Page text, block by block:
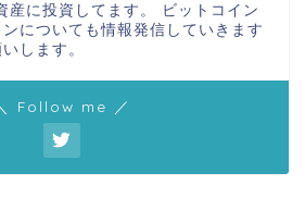
産に投資してます。 ビットコイン
についても情報発信していきます
します。
Follow me ／